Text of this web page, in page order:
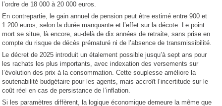
l’ordre de 18 000 à 20 000 euros.
En contrepartie, le gain annuel de pension peut être estimé entre 900 et
1 200 euros, selon la durée manquante et l’effet sur la décote. Le point
mort se situe, là encore, au-delà de dix années de retraite, sans prise en
compte du risque de décès prématuré ni de l’absence de transmissibilité.
Le décret de 2025 introduit un étalement possible jusqu’à sept ans pour
les rachats les plus importants, avec indexation des versements sur
l’évolution des prix à la consommation. Cette souplesse améliore la
soutenabilité budgétaire pour les agents, mais accroît l’incertitude sur le
coût réel en cas de persistance de l’inflation.
Si les paramètres diffèrent, la logique économique demeure la même que